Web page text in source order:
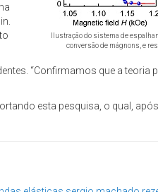
Ilustração do sistema de
conversão de mágnons, e
“Confirmamos que a teoria
esta pesquisa, o qual,